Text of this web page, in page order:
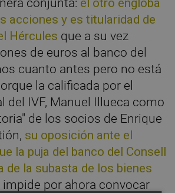
conjunta: el otro engloba
acciones y es titularidad de
Hércules que a su vez
de euros al banco del
cuanto antes pero no está
la calificada por el
del IVF, Manuel Illueca como
de los socios de Enrique
su oposición ante el
la puja del banco del Consell
de la subasta de los bienes
impide por ahora convocar